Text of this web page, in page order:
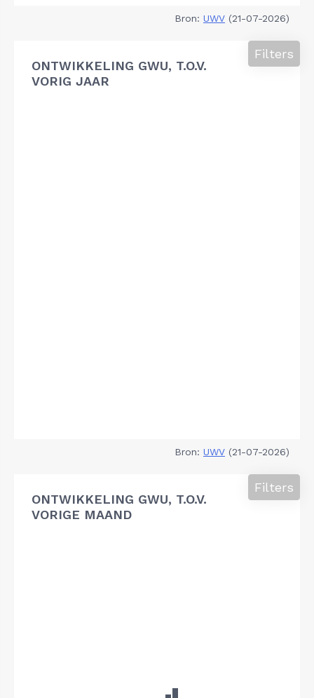
Bron: UWV (21-07-2026)
ONTWIKKELING GWU, T.O.V.
VORIG JAAR
Filters
Bron: UWV (21-07-2026)
ONTWIKKELING GWU, T.O.V.
VORIGE MAAND
Filters